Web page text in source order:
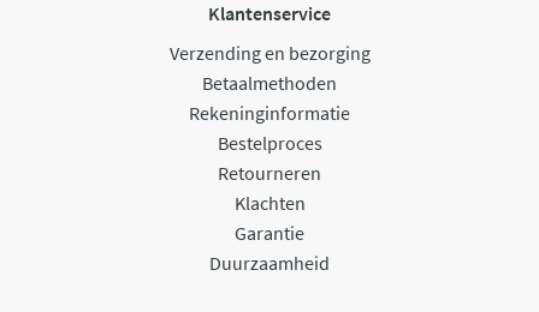
Klantenservice
Verzending en bezorging
Betaalmethoden
Rekeninginformatie
Bestelproces
Retourneren
Klachten
Garantie
Duurzaamheid